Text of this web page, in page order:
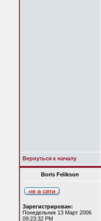
Вернуться к началу
Boris Felikson
Зарегистрирован:
Понедельник 13 Март 2006
09:23:32 PM